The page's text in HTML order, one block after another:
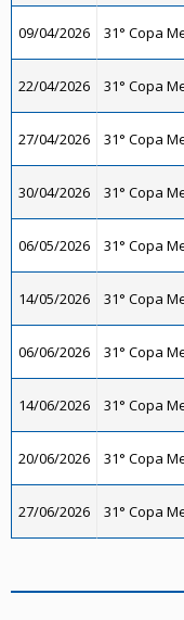
09/04/2026 31° Copa
22/04/2026 31° Copa
27/04/2026 31° Copa
30/04/2026 31° Copa
06/05/2026 31° Copa
14/05/2026 31° Copa
06/06/2026 31° Copa
14/06/2026 31° Copa
20/06/2026 31° Copa
27/06/2026 31° Copa